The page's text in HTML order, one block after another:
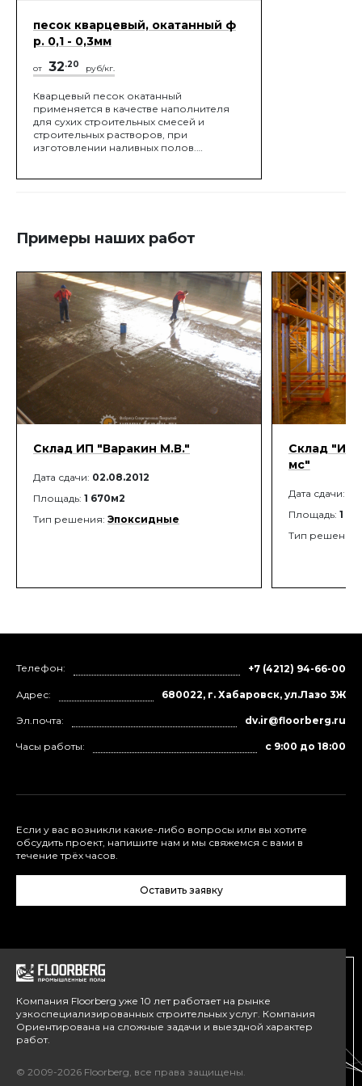
песок кварцевый, окатанный ф
р. 0,1 - 0,3мм
от 32.20 руб/кг.
Кварцевый песок окатанный
применяется в качестве наполнителя
для сухих строительных смесей и
строительных растворов, при
изготовлении наливных полов.
Примеры наших работ
Склад ИП "Варакин М.В."
Дата сдачи: 02.08.2012
Площадь: 1 670м2
Тип решения: Эпоксидные
Склад
мс"
Дата сдачи:
Площадь: 1
Тип решения:
Компания Floorberg уже 10 лет работает на рынке
узкоспециализированных строительных услуг. Компания
Ориентирована на сложные задачи и выездной характер
работ.
© 2009-2026 Floorberg, все права защищены.
Телефон: +7 (4212) 94-66-00
Адрес: 680022, г. Хабаровск, ул.Лазо 3Ж
Эл.почта: dv.ir@floorberg.ru
Часы работы: с 9:00 до 18:00
Если у вас возникли какие-либо вопросы или вы хотите
обсудить проект, напишите нам и мы свяжемся с вами в
течение трёх часов.
Оставить заявку